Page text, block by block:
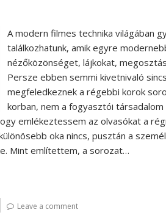
A modern filmes technika világában
találkozhatunk, amik egyre
nézőközönséget, lájkokat,
Persze ebben semmi kivetnivaló
megfeledkeznek a régebbi korok
korban, nem a fogyasztói
emlékeztessem az olvasókat a
oka nincs, pusztán a
Mint említettem, a sorozat…
Leave a comment